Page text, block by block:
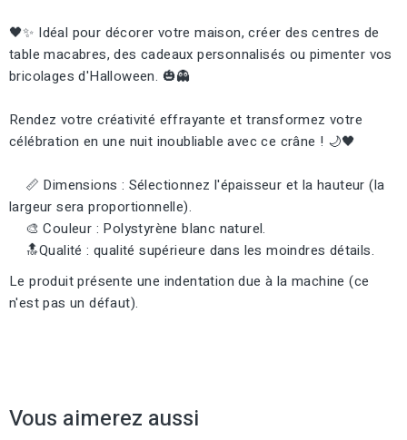
🖤✨ Idéal pour décorer votre maison, créer des centres de
table macabres, des cadeaux personnalisés ou pimenter vos
bricolages d'Halloween. 🎃👻
Rendez votre créativité effrayante et transformez votre
célébration en une nuit inoubliable avec ce crâne ! 🌙🖤
📏 Dimensions : Sélectionnez l'épaisseur et la hauteur (la
largeur sera proportionnelle).
🎨 Couleur : Polystyrène blanc naturel.
🔝Qualité : qualité supérieure dans les moindres détails.
Le produit présente une indentation due à la machine (ce
n'est pas un défaut).
Vous aimerez aussi